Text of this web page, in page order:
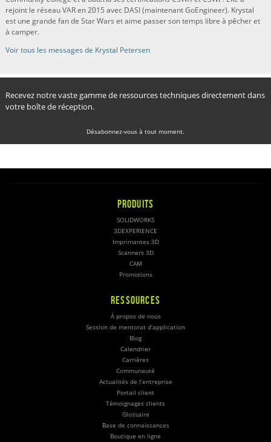
rejoint le réseau VAR en 2015 avec DASI (maintenant GoEngineer). Krystal
est une grande fan de Star Wars et aime passer son temps libre à pêcher et
à camper.
Voir tous les messages de Krystal Petersen
Recevez notre vaste gamme de ressources techniques directement dans
votre boîte de réception.
Désabonnez-vous à tout moment.
PRODUITS
SOLIDWORKS
3DEXPERIENCE
Imprimantes 3D
Scanners 3D
CAM
Promotions
RESSOURCES
À propos de nous
Session de mentorat d’application
Blog
Calendrier
Carrières
Communauté
Actualités de l’entreprise
Portail client
Témoignages clients
Glossaire
Base de connaissances
Boutique en ligne